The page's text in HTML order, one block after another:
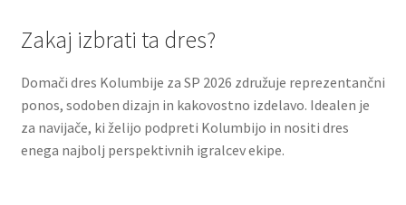
Zakaj izbrati ta dres?
Domači dres Kolumbije za SP 2026 združuje reprezentančni
ponos, sodoben dizajn in kakovostno izdelavo. Idealen je
za navijače, ki želijo podpreti Kolumbijo in nositi dres
enega najbolj perspektivnih igralcev ekipe.